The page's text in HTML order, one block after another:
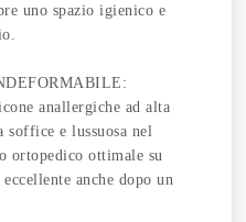
uno spazio igienico e
anallergiche ad alta
soffice e lussuosa nel
ortopedico ottimale su
anche dopo un